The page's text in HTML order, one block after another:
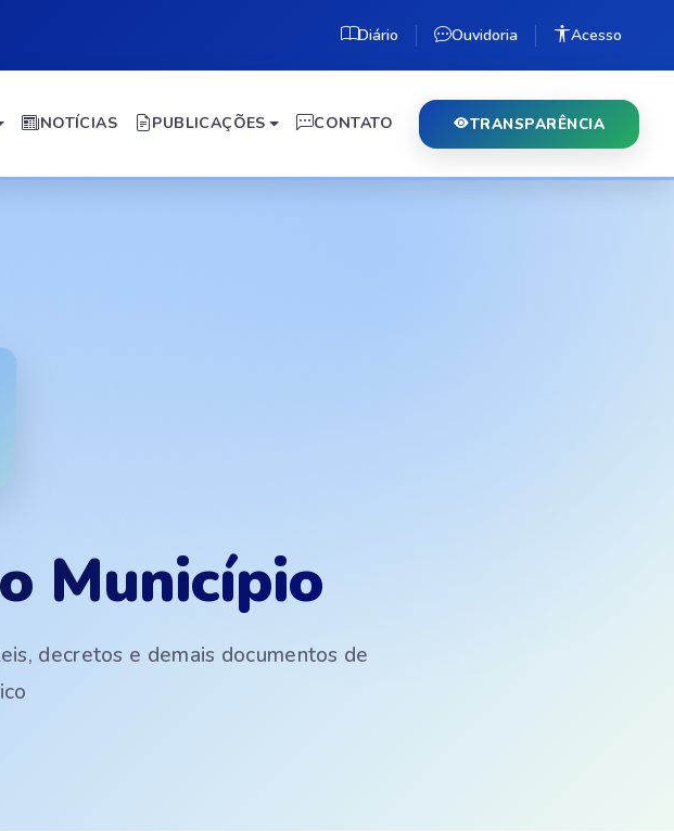
Diário Ouvidoria Acesso
NOTÍCIAS PUBLICAÇÕES CONTATO TRANSPARÊNCIA
Município
decretos e demais documentos de